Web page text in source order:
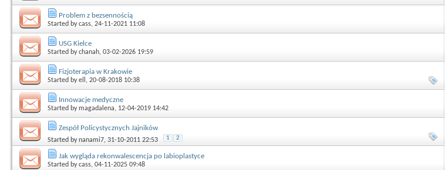
Problem z bezsennością
Started bycass, 24-11-2021 11:08
USG Kielce
Started bychanah, 03-02-2026 19:59
Fizjoterapia w Krakowie
Started byell , 20-08-2018 10:38
Innowacje medyczne
Started bymagadalena, 12-04-2019 14:42
Zespół Policystycznych Jajników
Started bynanami7, 31-10-2011 22:53 1 2
Jak wygląda rekonwalescencja po labioplastyce
Started bycass, 04-11-2025 09:48